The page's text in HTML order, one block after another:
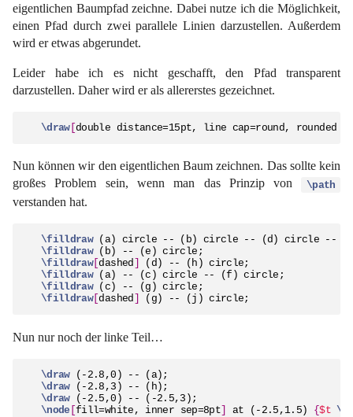
eigentlichen Baumpfad zeichne. Dabei nutze ich die Möglichkeit,
einen Pfad durch zwei parallele Linien darzustellen. Außerdem
wird er etwas abgerundet.
Leider habe ich es nicht geschafft, den Pfad transparent
darzustellen. Daher wird er als allererstes gezeichnet.
\draw[double distance=15pt, line cap=round, rounded
Nun können wir den eigentlichen Baum zeichnen. Das sollte kein
großes Problem sein, wenn man das Prinzip von
\path
verstanden hat.
\filldraw (a) circle -- (b) circle -- (d) circle --
\filldraw (b) -- (e) circle;
\filldraw[dashed
(d) -- (h) circle;
\filldraw (a) -- (c) circle -- (f) circle;
\filldraw (c) -- (g) circle;
\filldraw[dashed (g) -- (j) circle;
Nun nur noch der linke Teil…
\draw (-2.8,0) -- (a);
\draw (-2.8,3) -- (h);
\draw (-2.5,0) -- (-2.5,3);
\node [fill=white, inner sep=8pt at (-2.5,1.5) {$t